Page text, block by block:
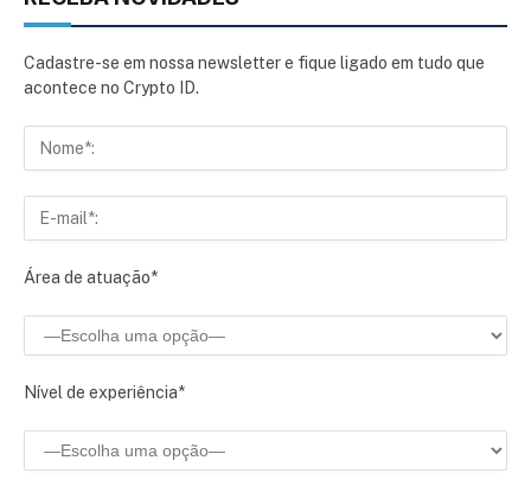
Cadastre-se em nossa newsletter e fique ligado em tudo que
acontece no Crypto ID.
Área de atuação*
Nível de experiência*